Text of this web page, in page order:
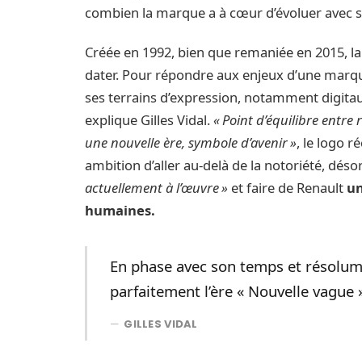
combien la marque a à cœur d’évoluer avec
Créée en 1992, bien que remaniée en 2015,
dater. Pour répondre aux enjeux d’une
ses terrains d’expression, notamment
explique Gilles Vidal.« Point d’équilibre entre
une nouvelle ère, symbole d’avenir », le logo
ambition d’aller au-delà de la notoriété,
actuellement à l’œuvre » et faire de Renault
humaines.
En phase avec son temps et
parfaitement l’ère « Nouvelle
GILLES VIDAL